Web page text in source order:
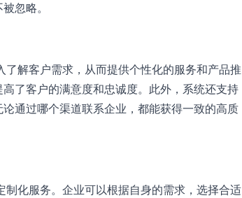
忽略。
解客户需求，从而提供个性化的服务和产品推
了客户的满意度和忠诚度。此外，系统还支持
通过哪个渠道联系企业，都能获得一致的高质
化服务。企业可以根据自身的需求，选择合适